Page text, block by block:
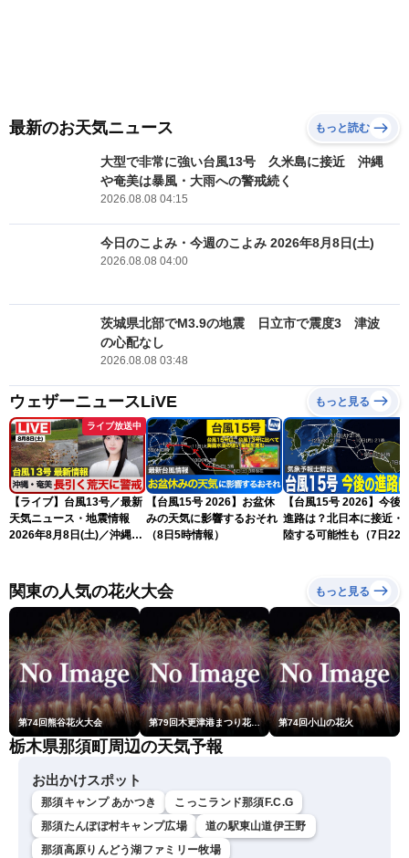
最新のお天気ニュース もっと読む
大型で非常に強い台風13号 久米島に接近 沖縄
や奄美は暴風・大雨への警戒続く
2026.08.08 04:15
今日のこよみ・今週のこよみ 2026年8月8日(土)
2026.08.08 04:00
茨城県北部でM3.9の地震 日立市で震度3 津波
の心配なし
2026.08.08 03:48
ウェザーニュースLiVE もっと見る
ライブ放送中
【ライブ】台風13号／最新
天気ニュース・地震情報
2026年8月8日(土)／沖縄・
〈ウェザーニュースLiVEモ
ーニング・松本真央／山口
剛央〉
【台風15号 2026】お盆休
みの天気に影響するおそれ
（8日5時情報）
【台風15号 2026】今後
進路は？北日本に接近・
陸する可能性も（7日22
関東の人気の花火大会 もっと見る
第74回熊谷花火大会 第79回木更津港まつり花火大会 第74回小山の花火
栃木県那須町周辺の天気予報
お出かけスポット
那須キャンプ あかつき
こっこランド那須F.C.G
那須たんぽぽ村キャンプ広場
道の駅東山道伊王野
那須高原りんどう湖ファミリー牧場